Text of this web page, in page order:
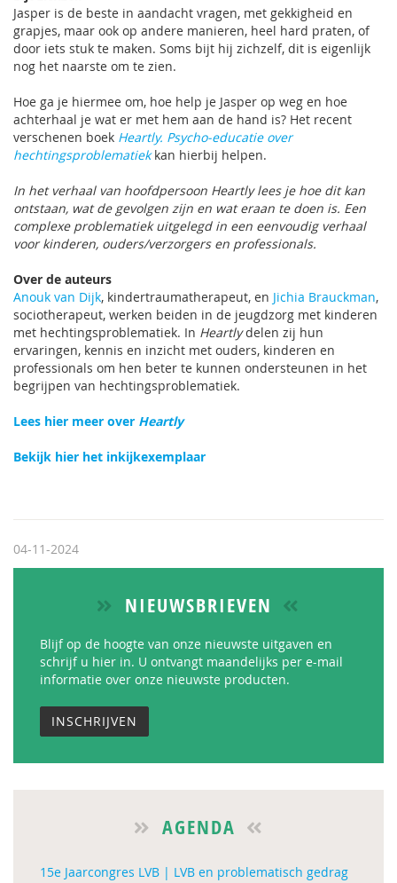
Jasper is de beste in aandacht vragen, met gekkigheid en
grapjes, maar ook op andere manieren, heel hard praten, of
door iets stuk te maken. Soms bijt hij zichzelf, dit is eigenlijk
nog het naarste om te zien.
Hoe ga je hiermee om, hoe help je Jasper op weg en hoe
achterhaal je wat er met hem aan de hand is? Het recent
verschenen boek Heartly. Psycho-educatie over
hechtingsproblematiekkan hierbij helpen.
In het verhaal van hoofdpersoon Heartly lees je hoe dit kan
ontstaan, wat de gevolgen zijn en wat eraan te doen is. Een
complexe problematiek uitgelegd in een eenvoudig verhaal
voor kinderen, ouders/verzorgers en professionals.
Over de auteurs
Anouk van Dijk, kindertraumatherapeut, en Jichia Brauckman,
sociotherapeut, werken beiden in de jeugdzorg met kinderen
met hechtingsproblematiek. In Heartlydelen zij hun
ervaringen, kennis en inzicht met ouders, kinderen en
professionals om hen beter te kunnen ondersteunen in het
begrijpen van hechtingsproblematiek.
Lees hier meer over Heartly
Bekijk hier het inkijkexemplaar
04-11-2024
NIEUWSBRIEVEN
Blijf op de hoogte van onze nieuwste uitgaven en
schrijf u hier in. U ontvangt maandelijks per e-mail
informatie over onze nieuwste producten.
INSCHRIJVEN
AGENDA
15e Jaarcongres LVB | LVB en problematisch gedrag